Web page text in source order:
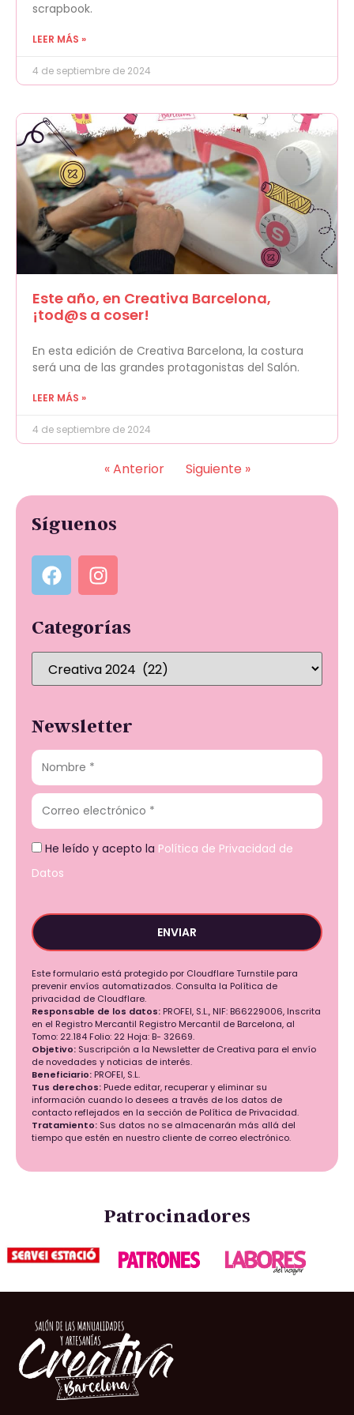
scrapbook.
LEER MÁS »
4 de septiembre de 2024
Este año, en Creativa Barcelona,
¡tod@s a coser!
En esta edición de Creativa Barcelona, la costura
será una de las grandes protagonistas del Salón.
LEER MÁS »
4 de septiembre de 2024
« Anterior Siguiente »
Síguenos
Categorías
Newsletter
He leído y acepto la Política de Privacidad de
Datos
ENVIAR
Este formulario está protegido por Cloudflare Turnstile para
prevenir envíos automatizados. Consulta la Política de
privacidad de Cloudflare.
Responsable de los datos: PROFEI, S.L., NIF: B66229006, Inscrita
en el Registro Mercantil Registro Mercantil de Barcelona, al
Tomo: 22.184 Folio: 22 Hoja: B- 32669.
Objetivo: Suscripción a la Newsletter de Creativa para el envío
de novedades y noticias de interés.
Beneficiario: PROFEI, S.L.
Tus derechos: Puede editar, recuperar y eliminar su
información cuando lo desees a través de los datos de
contacto reflejados en la sección de Política de Privacidad.
Tratamiento: Sus datos no se almacenarán más allá del
tiempo que estén en nuestro cliente de correo electrónico.
Patrocinadores